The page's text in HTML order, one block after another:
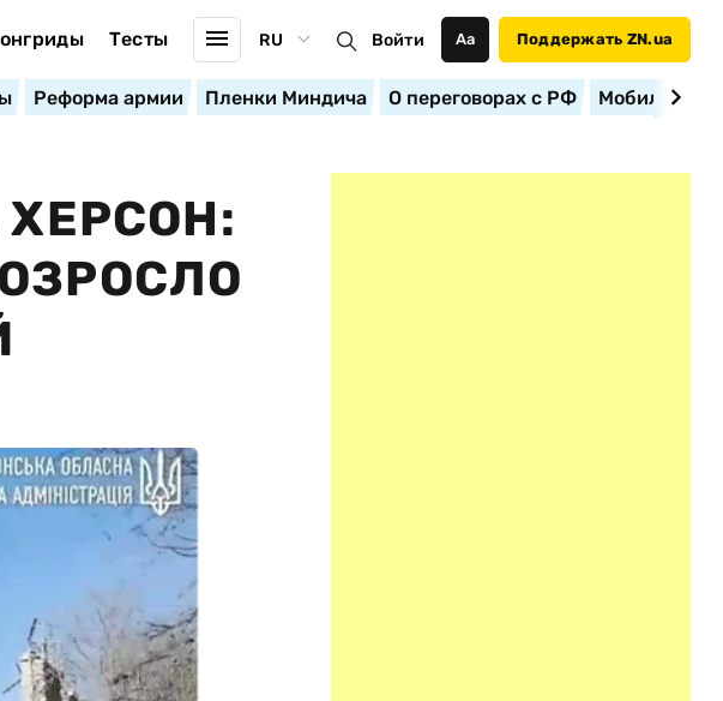
Тесты RU Войти Аа Поддержать ZN.ua
Реформа армии Пленки Миндича О переговорах с РФ